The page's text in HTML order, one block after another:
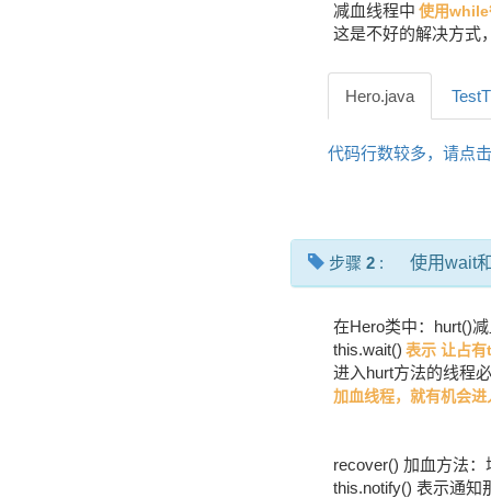
减血线程中 使用while
这是不好的解决方式
Hero.java
代码行数较多，请点
步骤 2 : 使用wait
在Hero类中：hurt()
this.wait() 表示 让占
进入hurt方法的线程
加血线程，就有机会
recover() 加血方法
this.notify() 表示通知